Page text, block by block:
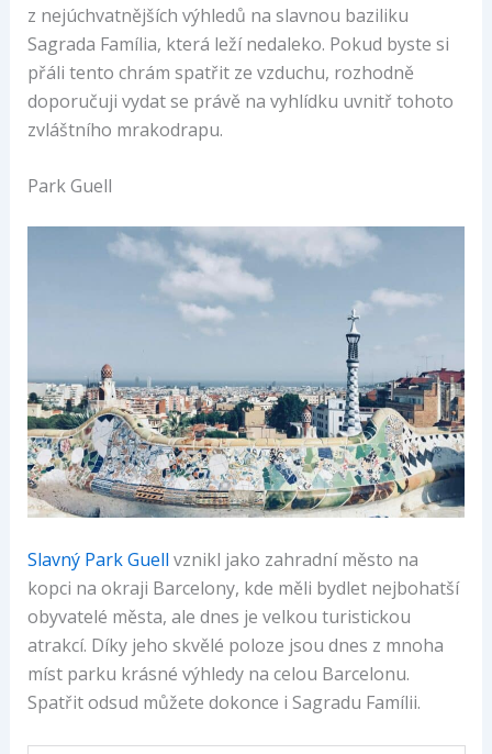
z nejúchvatnějších výhledů na slavnou baziliku
Sagrada Família, která leží nedaleko. Pokud byste si
přáli tento chrám spatřit ze vzduchu, rozhodně
doporučuji vydat se právě na vyhlídku uvnitř tohoto
zvláštního mrakodrapu.
Park Guell
Slavný Park Guell vznikl jako zahradní město na
kopci na okraji Barcelony, kde měli bydlet nejbohatší
obyvatelé města, ale dnes je velkou turistickou
atrakcí. Díky jeho skvělé poloze jsou dnes z mnoha
míst parku krásné výhledy na celou Barcelonu.
Spatřit odsud můžete dokonce i Sagradu Famílii.